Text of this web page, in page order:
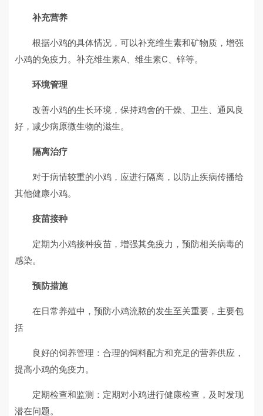
补充营养
根据小鸡的具体情况，可以补充维生素和矿物质，增强
小鸡的免疫力。补充维生素A、维生素C、锌等。
环境管理
改善小鸡的生长环境，保持鸡舍的干燥、卫生、通风良
好，减少病原微生物的滋生。
隔离治疗
对于病情较重的小鸡，应进行隔离，以防止疾病传播给
其他健康小鸡。
疫苗接种
定期为小鸡接种疫苗，增强其免疫力，预防相关病毒的
感染。
预防措施
在日常养殖中，预防小鸡流脓的发生至关重要，主要包
括
良好的饲养管理：合理的饲料配方和充足的营养供应，
提高小鸡的免疫力。
定期检查和监测：定期对小鸡进行健康检查，及时发现
潜在问题。